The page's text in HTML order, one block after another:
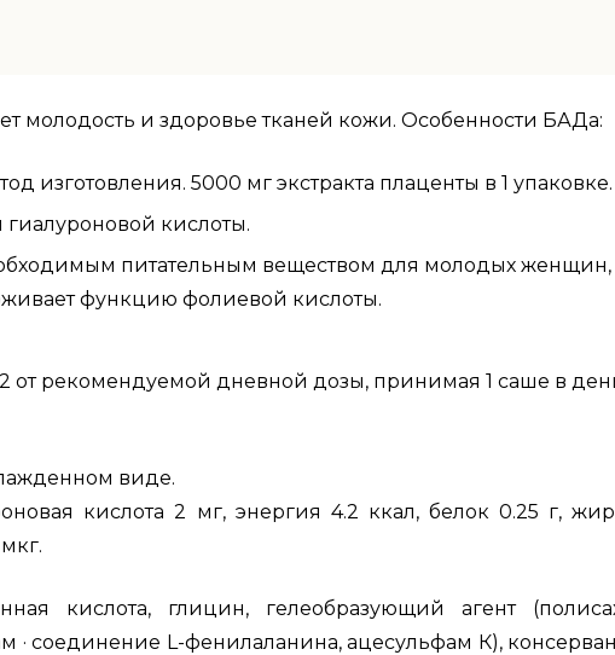
молодость и здоровье тканей кожи. Особенности БАДа:
изготовления. 5000 мг экстракта плаценты в 1 упаковке.
гиалуроновой кислоты.
питательным веществом для молодых женщин,
функцию фолиевой кислоты.
от рекомендуемой дневной дозы, принимая 1 саше в
виде.
кислота 2 мг, энергия 4.2 ккал, белок 0.25 г,
кислота, глицин, гелеобразующий агент
· соединение L-фенилаланина, ацесульфам К),